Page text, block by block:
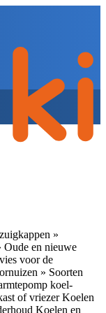
»
en nieuwe
voor de
» Soorten
koel-
of vriezerKoelen
Koelen en